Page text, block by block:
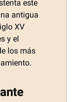
este
antigua
XV
y el
los más